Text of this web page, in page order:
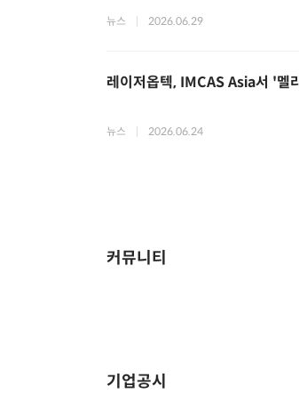
뉴스 2026.06.29
레이저옵텍, IMCAS Asia서 '멜
뉴스 2026.06.24
커뮤니티
기업공시